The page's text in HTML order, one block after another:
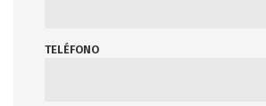
TELÉFONO